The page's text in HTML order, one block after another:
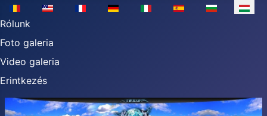
Válasszon nyelvet
Rólunk
Foto galeria
Video galeria
Erintkezés